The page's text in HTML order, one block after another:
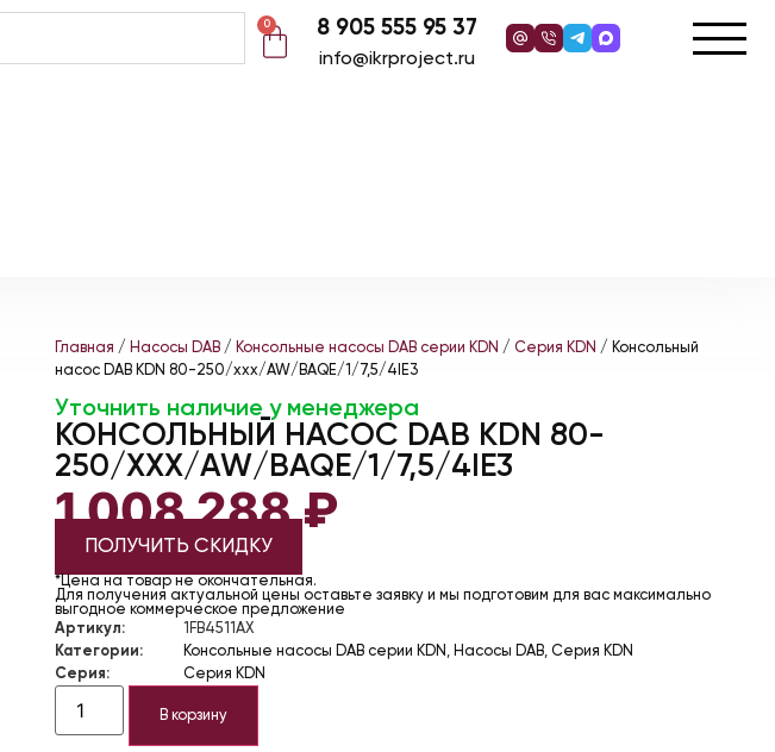
0 8 905 555 95 37
info@ikrproject.ru
Главная / Насосы DAB/ Консольные насосы DAB серии KDN / Серия KDN / Консольный
насос DAB KDN 80-250/xxx/AW/BAQE/1/7,5/4IE3
Уточнить наличие у менеджера
КОНСОЛЬНЫЙ НАСОС DAB KDN 80-
250/XXX/AW/BAQE/1/7,5/4IE3
1 008 288₽
ПОЛУЧИТЬ СКИДКУ
*Цена на товар не окончательная.
Для получения актуальной цены оставьте заявку и мы подготовим для вас максимально
выгодное коммерческое предложение
Артикул:
1FB4511AX
Категории:
Консольные насосы DAB серии KDN , Насосы DAB, Серия KDN
Серия:
Серия KDN
В корзину